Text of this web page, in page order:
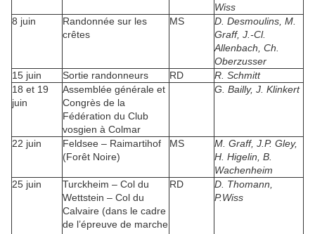
Wiss
8 juin
Randonnée sur les
crêtes
MS
D. Desmoulins, M.
Graff, J.-Cl.
Allenbach, Ch.
Oberzusser
15 juin
Sortie randonneurs RD
R. Schmitt
18 et 19
juin
Assemblée générale et
Congrès de la
Fédération du Club
vosgien à Colmar
G. Bailly, J. Klinkert
22 juin
Feldsee – Raimartihof
(Forêt Noire)
MS
M. Graff, J.P. Gley,
H. Higelin, B.
Wachenheim
25 juin
Turckheim – Col du
Wettstein – Col du
Calvaire (dans le cadre
de l’épreuve de marche
RD
D. Thomann,
P.Wiss